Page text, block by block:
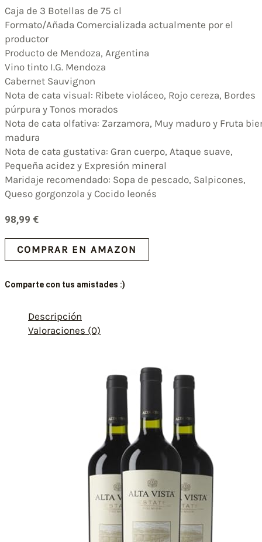
Caja de 3 Botellas de 75 cl
Formato/Añada Comercializada actualmente por el
productor
Producto de Mendoza, Argentina
Vino tinto I.G. Mendoza
Cabernet Sauvignon
Nota de cata visual: Ribete violáceo, Rojo cereza, Bordes
púrpura y Tonos morados
Nota de cata olfativa: Zarzamora, Muy maduro y Fruta
madura
Nota de cata gustativa: Gran cuerpo, Ataque suave,
Pequeña acidez y Expresión mineral
Maridaje recomendado: Sopa de pescado, Salpicones,
Queso gorgonzola y Cocido leonés
98,99 €
COMPRAR EN AMAZON
Comparte con tus amistades :)
Descripción
Valoraciones (0)